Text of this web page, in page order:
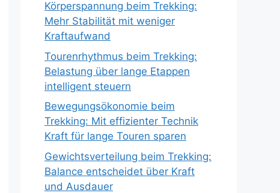
Körperspannung beim Trekking:
Mehr Stabilität mit weniger
Kraftaufwand
Tourenrhythmus beim Trekking:
Belastung über lange Etappen
intelligent steuern
Bewegungsökonomie beim
Trekking: Mit effizienter Technik
Kraft für lange Touren sparen
Gewichtsverteilung beim Trekking:
Balance entscheidet über Kraft
und Ausdauer